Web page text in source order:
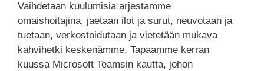
Vaihdetaan kuulumisia arjestamme
omaishoitajina, jaetaan ilot ja surut, neuvotaan ja
tuetaan, verkostoidutaan ja vietetään mukava
kahvihetki keskenämme. Tapaamme kerran
kuussa Microsoft Teamsin kautta, johon